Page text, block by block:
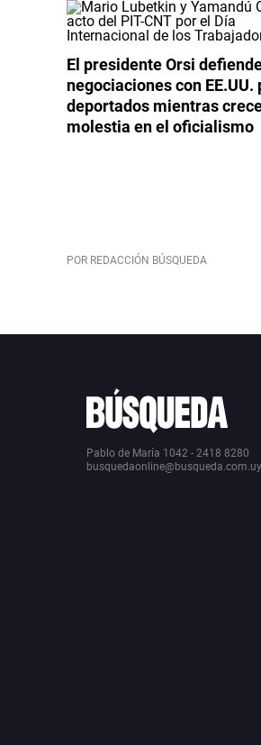
El presidente Orsi
negociaciones con EE.UU.
deportados mientras
molestia en el oficialismo
POR REDACCIÓN BÚSQUEDA
Pablo de María 1042 - 2418 8280
busquedaonline@busqueda.com.uy